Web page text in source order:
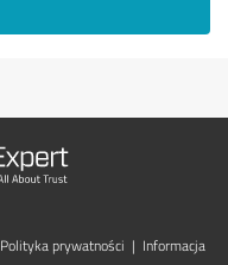
Polityka prywatności | Informacja